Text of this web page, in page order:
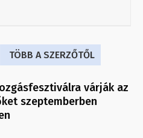
TÖBB A SZERZŐTŐL
várják az
szeptemberben